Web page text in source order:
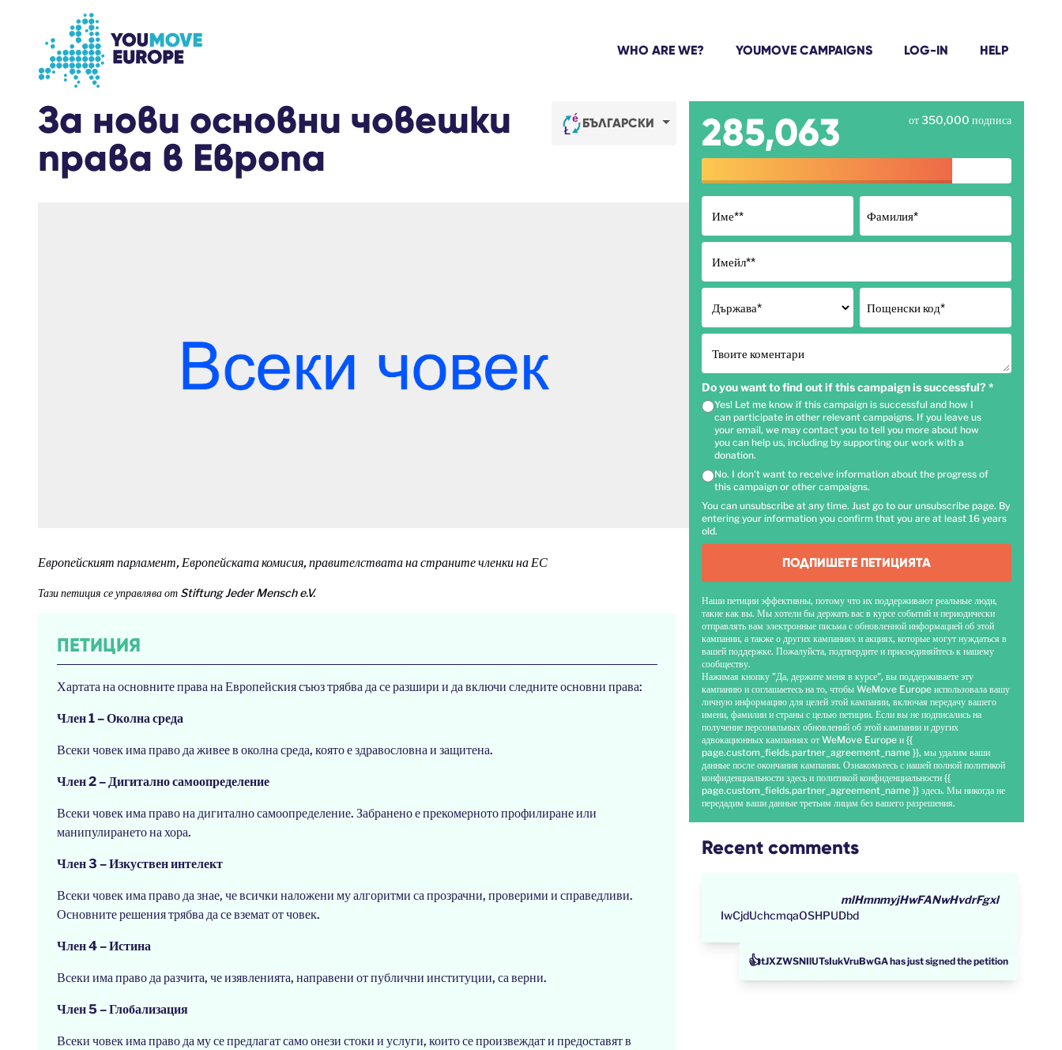
WHO ARE WE? YOUMOVE CAMPAIGNS LOG-IN HELP
БЪЛГАРСКИ
За нови основни човешки
права в Европа
Европейският парламент, Европейската комисия, правителствата на страните членки на ЕС
Тази петиция се управлява от Stiftung Jeder Mensch e.V.
ПЕТИЦИЯ
Хартата на основните права на Европейския съюз трябва да се разшири и да включи следните основни права:
Член 1 – Околна среда
Всеки човек има право да живее в околна среда, която е здравословна и защитена.
Член 2 – Дигитално самоопределение
Всеки човек има право на дигитално самоопределение. Забранено е прекомерното профилиране или
манипулирането на хора.
Член 3 – Изкуствен интелект
Всеки човек има право да знае, че всички наложени му алгоритми са прозрачни, проверими и справедливи.
Основните решения трябва да се вземат от човек.
Член 4 – Истина
Всеки има право да разчита, че изявленията, направени от публични институции, са верни.
Член 5 – Глобализация
Всеки човек има право да му се предлагат само онези стоки и услуги, които се произвеждат и предоставят в
285,063 от 350,000 подписа
Име** Фамилия*
Имейл**
Държава* Пощенски код*
Твоите коментари
Do you want to find out if this campaign is successful? *
Yes! Let me know if this campaign is successful and how I
can participate in other relevant campaigns. If you leave us
your email, we may contact you to tell you more about how
you can help us, including by supporting our work with a
donation.
No. I don't want to receive information about the progress of
this campaign or other campaigns.
You can unsubscribe at any time. Just go to our unsubscribe page. By
entering your information you confirm that you are at least 16 years
old.
ПОДПИШЕТЕ ПЕТИЦИЯТА
Наши петиции эффективны, потому что их поддерживают реальные люди,
такие как вы. Мы хотели бы держать вас в курсе событий и периодически
отправлять вам электронные письма с обновленной информацией об этой
кампании, а также о других кампаниях и акциях, которые могут нуждаться в
вашей поддержке. Пожалуйста, подтвердите и присоединяйтесь к нашему
сообществу.
Нажимая кнопку "Да, держите меня в курсе", вы поддерживаете эту
кампанию и соглашаетесь на то, чтобы WeMove Europe использовала вашу
личную информацию для целей этой кампании, включая передачу вашего
имени, фамилии и страны с целью петиции. Если вы не подписались на
получение персональных обновлений об этой кампании и других
адвокационных кампаниях от WeMove Europe и {{
page.custom_fields.partner_agreement_name }}, мы удалим ваши
данные после окончания кампании. Ознакомьтесь с нашей полной политикой
конфиденциальности здесьи политикой конфиденциальности {{
page.custom_fields.partner_agreement_name }} здесь. Мы никогда не
передадим ваши данные третьим лицам без вашего разрешения.
Recent comments
mlHmnmyjHwFANwHvdrFgxl
IwCjdUchcmqaOSHPUDbd
👍tJXZWSNIlUTsIukVruBwGA has just signed the petition